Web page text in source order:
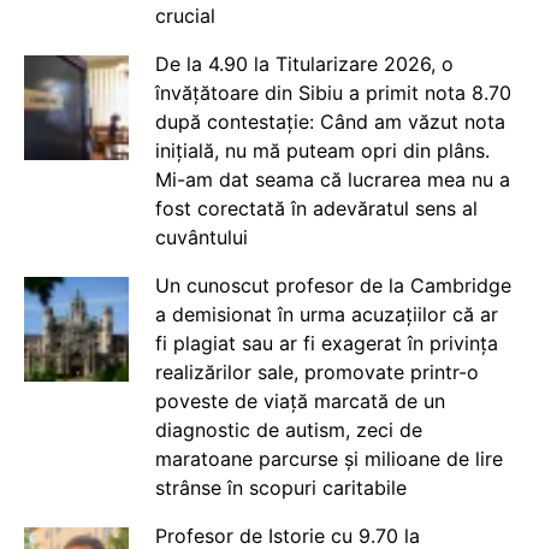
crucial
De la 4.90 la Titularizare 2026, o
învățătoare din Sibiu a primit nota 8.70
după contestație: Când am văzut nota
inițială, nu mă puteam opri din plâns.
Mi-am dat seama că lucrarea mea nu a
fost corectată în adevăratul sens al
cuvântului
Un cunoscut profesor de la Cambridge
a demisionat în urma acuzațiilor că ar
fi plagiat sau ar fi exagerat în privința
realizărilor sale, promovate printr-o
poveste de viață marcată de un
diagnostic de autism, zeci de
maratoane parcurse și milioane de lire
strânse în scopuri caritabile
Profesor de Istorie cu 9.70 la